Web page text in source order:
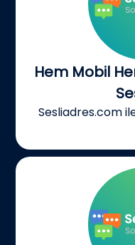
Hem Mobil
Sesliadres.com